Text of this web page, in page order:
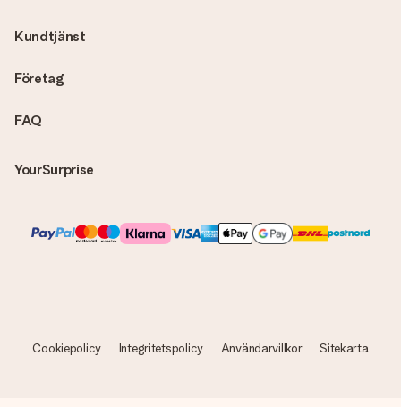
FAQ
YourSurprise
Kundtjänst
Företag
Cookiepolicy Integritetspolicy Användarvillkor Sitekarta